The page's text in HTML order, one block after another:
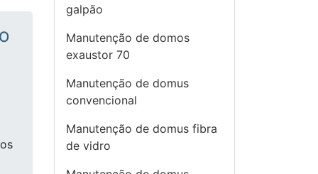
galpão
Manutenção de domos
exaustor 70
Manutenção de domus
convencional
Manutenção de domus fibra
de vidro